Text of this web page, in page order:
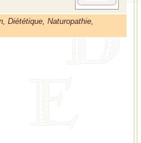
Diététique, Naturopathie,